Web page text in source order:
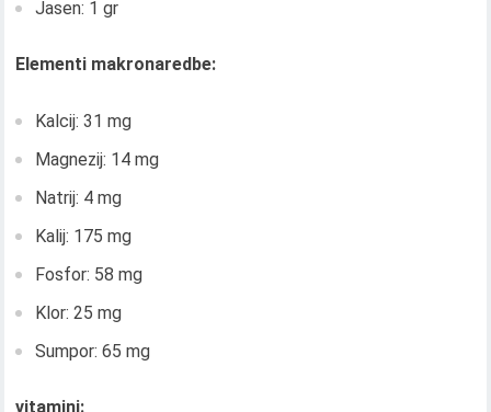
Jasen: 1 gr
Elementi makronaredbe:
Kalcij: 31 mg
Magnezij: 14 mg
Natrij: 4 mg
Kalij: 175 mg
Fosfor: 58 mg
Klor: 25 mg
Sumpor: 65 mg
vitamini: